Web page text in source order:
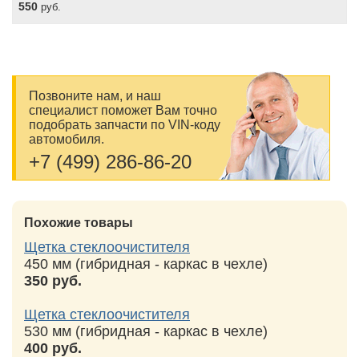
550 руб.
Позвоните нам, и наш
специалист поможет Вам точно
подобрать запчасти по VIN-коду
автомобиля.
+7 (499) 286-86-20
Похожие товары
Щетка стеклоочистителя
450 мм (гибридная - каркас в чехле)
350 руб.
Щетка стеклоочистителя
530 мм (гибридная - каркас в чехле)
400 руб.